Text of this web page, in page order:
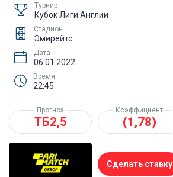
Турнир
Кубок Лиги Англии
Стадион
Эмирейтс
Дата
06.01.2022
Время
22:45
Прогноз
ТБ2,5
Коэффициент
(1,78)
Сделать ставку